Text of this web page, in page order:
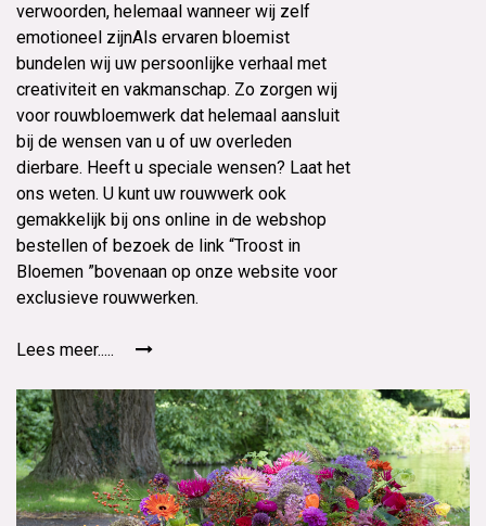
verwoorden, helemaal wanneer wij zelf
emotioneel zijnAls ervaren bloemist
bundelen wij uw persoonlijke verhaal met
creativiteit en vakmanschap. Zo zorgen wij
voor rouwbloemwerk dat helemaal aansluit
bij de wensen van u of uw overleden
dierbare. Heeft u speciale wensen? Laat het
ons weten. U kunt uw rouwwerk ook
gemakkelijk bij ons online in de webshop
bestellen of bezoek de link “Troost in
Bloemen ”bovenaan op onze website voor
exclusieve rouwwerken.
Lees meer.....